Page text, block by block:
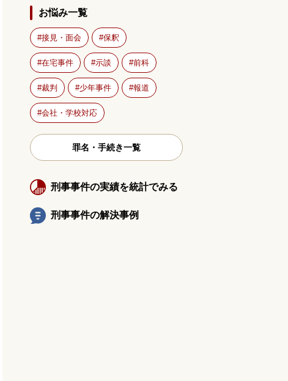
お悩み一覧
接見・面会 保釈
在宅事件 示談 前科
裁判 少年事件 報道
会社・学校対応
罪名・手続き一覧
刑事事件の実績を統計でみる
刑事事件の解決事例